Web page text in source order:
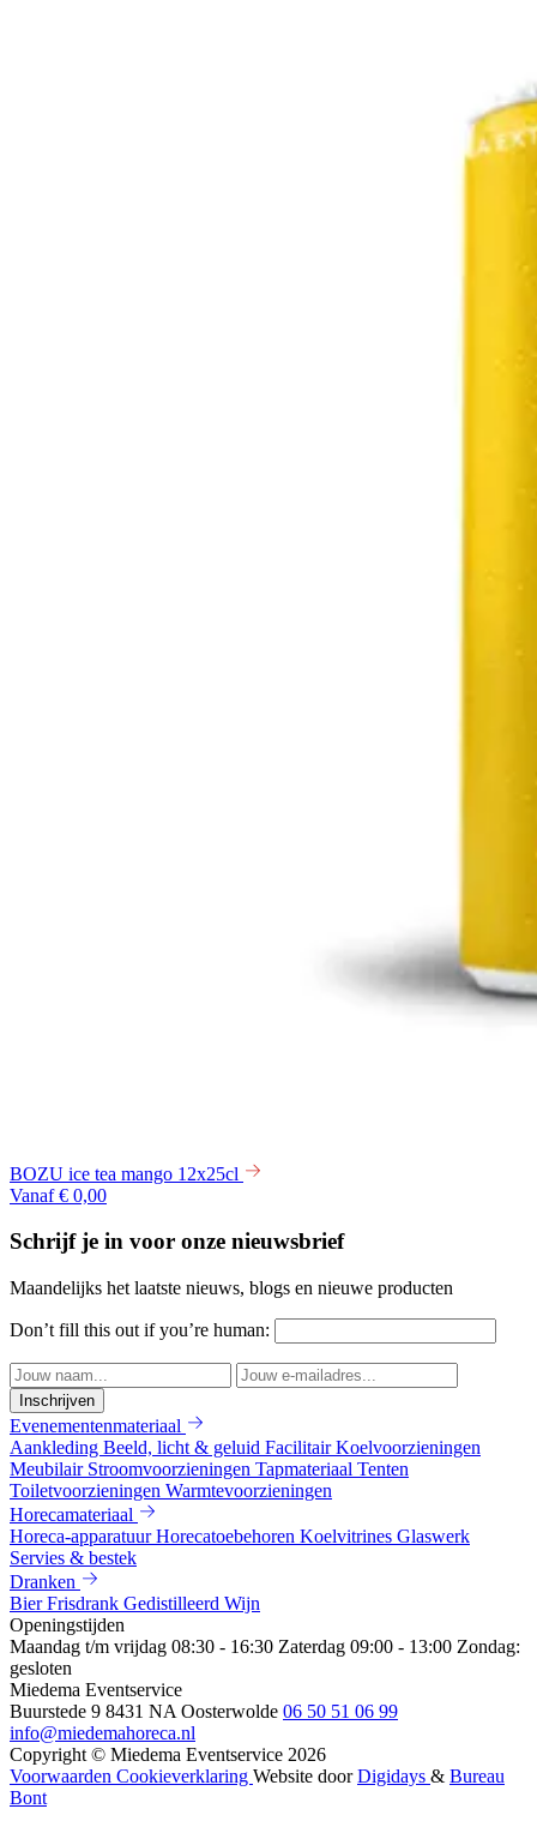
BOZU ice tea mango 12x25cl
Vanaf € 0,00
Schrijf je in voor onze nieuwsbrief
Maandelijks het laatste nieuws, blogs en nieuwe producten
Don’t fill this out if you’re human:
Inschrijven
Evenementenmateriaal
Aankleding Beeld, licht & geluid FacilitairKoelvoorzieningen
Meubilair Stroomvoorzieningen Tapmateriaal Tenten
Toiletvoorzieningen Warmtevoorzieningen
Horecamateriaal
Horeca-apparatuurHorecatoebehoren Koelvitrines Glaswerk
Servies & bestek
Dranken
BierFrisdrank Gedistilleerd Wijn
Openingstijden
Maandag t/m vrijdag 08:30 - 16:30 Zaterdag 09:00 - 13:00 Zondag:
gesloten
Miedema Eventservice
Buurstede 9 8431 NA Oosterwolde 06 50 51 06 99
info@miedemahoreca.nl
Copyright © Miedema Eventservice 2026
Voorwaarden Cookieverklaring Website doorDigidays & Bureau
Bont